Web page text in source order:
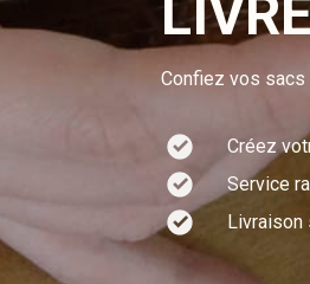
Confiez vos sacs
Créez
Service
Livraison